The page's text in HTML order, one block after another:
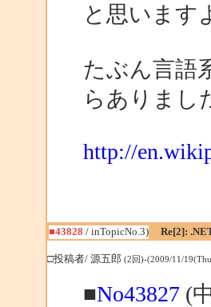
と思います
たぶん言語
らありまし
http://
■43828 / inTopicNo.3) Re[2]:
□投稿者/ 源五郎 (2回)-(2009/11/
■No43827(